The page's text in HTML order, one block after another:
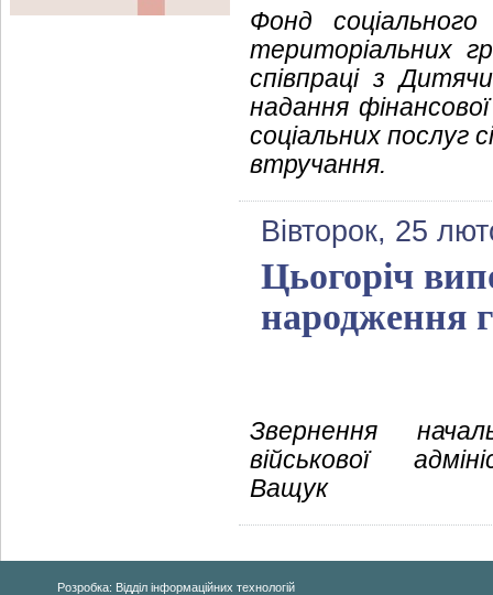
Фонд
територіальних
співпраці з
надання
соціальних послуг
втручання.
Вівторок, 25
Цьогоріч
народження
Звернення
військової
Ващук
Розробка: Відділ інформаційних технологій